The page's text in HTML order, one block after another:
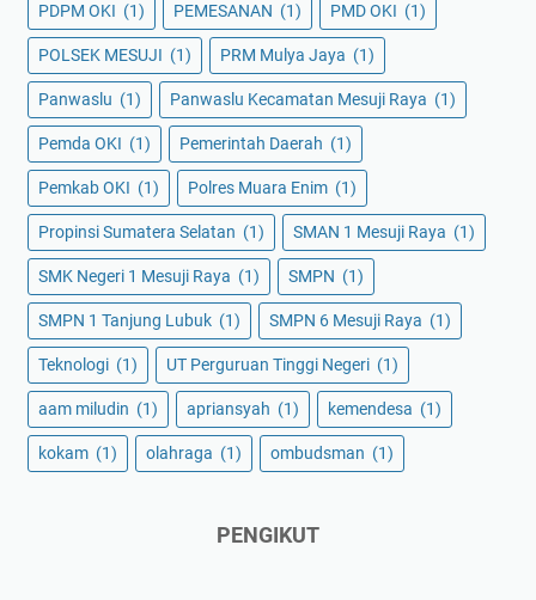
PDPM OKI (1) PEMESANAN (1) PMD OKI (1)
POLSEK MESUJI (1) PRM Mulya Jaya (1)
Panwaslu (1) Panwaslu Kecamatan Mesuji Raya (1)
Pemda OKI (1) Pemerintah Daerah (1)
Pemkab OKI (1) Polres Muara Enim (1)
Propinsi Sumatera Selatan (1) SMAN 1 Mesuji Raya (1)
SMK Negeri 1 Mesuji Raya (1) SMPN (1)
SMPN 1 Tanjung Lubuk (1) SMPN 6 Mesuji Raya (1)
Teknologi (1) UT Perguruan Tinggi Negeri (1)
aam miludin (1) apriansyah (1) kemendesa (1)
kokam (1) olahraga (1) ombudsman (1)
PENGIKUT